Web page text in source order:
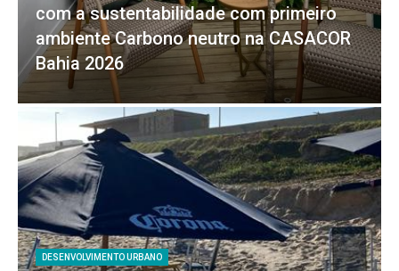
com a sustentabilidade com primeiro
ambiente Carbono neutro na CASACOR
Bahia 2026
DESENVOLVIMENTO URBANO